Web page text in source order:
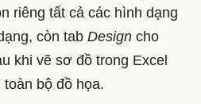
riêng tất cả các hình dạng
còn tab Design cho
khi vẽ sơ đồ trong Excel
bộ đồ họa.